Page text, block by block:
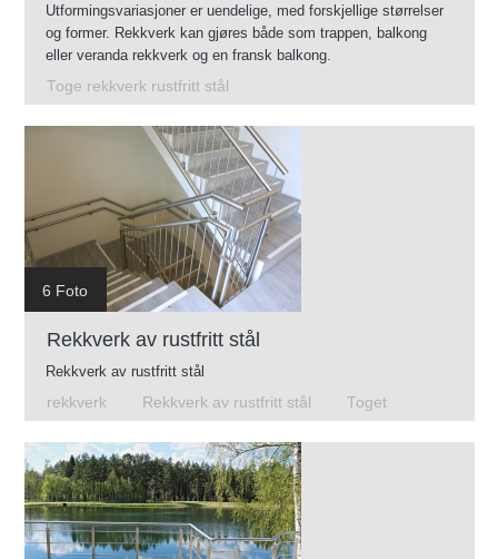
Utformingsvariasjoner er uendelige, med forskjellige størrelser
og former. Rekkverk kan gjøres både som trappen, balkong
eller veranda rekkverk og en fransk balkong.
Toge rekkverk rustfritt stål
6 Foto
Rekkverk av rustfritt stål
Rekkverk av rustfritt stål
rekkverk
Rekkverk av rustfritt stål Toget